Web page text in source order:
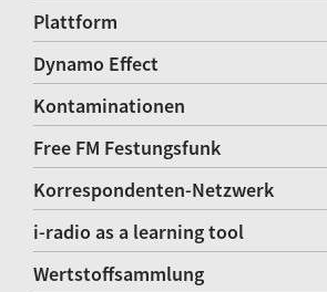
Plattform
Dynamo Effect
Kontaminationen
Free FM Festungsfunk
Korrespondenten-Netzwerk
i-radio as a learning tool
Wertstoffsammlung